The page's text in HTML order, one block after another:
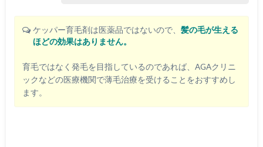
ケッパー育毛剤は医薬品ではないので、髪の毛が生える
ほどの効果はありません。
育毛ではなく発毛を目指しているのであれば、AGAクリニ
ックなどの医療機関で薄毛治療を受けることをおすすめし
ます。